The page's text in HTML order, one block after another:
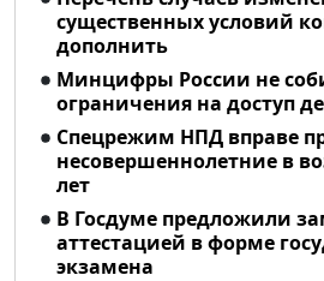
существенных условий
дополнить
Минцифры России не
ограничения на доступ
Спецрежим НПД вправе
несовершеннолетние в
лет
В Госдуме предложили
аттестацией в форме
экзамена